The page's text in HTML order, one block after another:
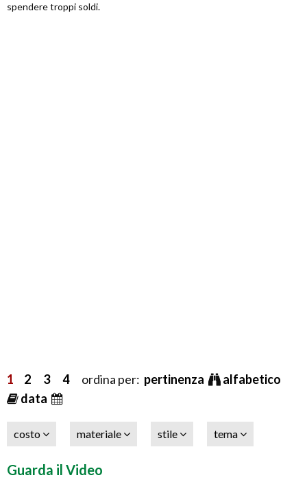
spendere troppi soldi.
1 2 3 4ordina per: pertinenza
alfabetico
data
costo materiale stile tema
Guarda il Video